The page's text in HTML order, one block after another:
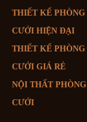
THIẾT KẾ PHÒNG
CƯỚI HIỆN ĐẠI
THIẾT KẾ PHÒNG
CƯỚI GIÁ RẺ
NỘI THẤT PHÒNG
CƯỚI